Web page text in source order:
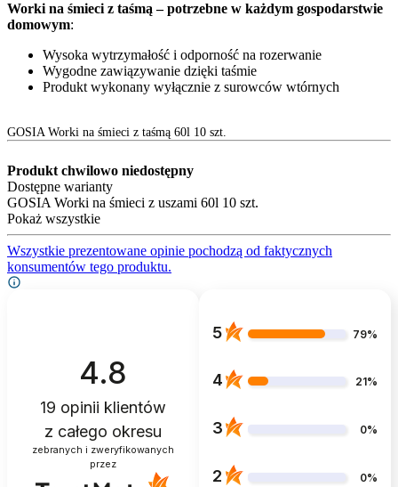
Worki na śmieci z taśmą – potrzebne w każdym gospodarstwie
domowym:
Wysoka wytrzymałość i odporność na rozerwanie
Wygodne zawiązywanie dzięki taśmie
Produkt wykonany wyłącznie z surowców wtórnych
GOSIA Worki na śmieci z taśmą 60l 10 szt.
Produkt chwilowo niedostępny
Dostępne warianty
GOSIA Worki na śmieci z uszami 60l 10 szt.
Pokaż wszystkie
Wszystkie prezentowane opinie pochodzą od faktycznych
konsumentów tego produktu.
4.8
19 opinii klientów
z całego okresu
zebranych i zweryfikowanych
przez
5 79%
4 21%
3 0%
2 0%